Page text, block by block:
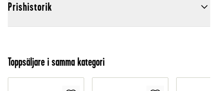
Prishistorik
Toppsäljare i samma kategori